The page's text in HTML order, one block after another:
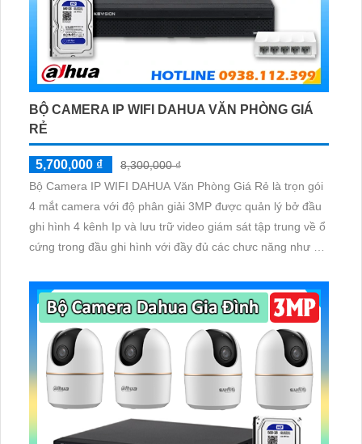
BỘ CAMERA IP WIFI DAHUA VĂN PHÒNG GIÁ
RẺ
5,700,000 ₫
8,300,000 ₫
Bộ Camera IP WIFI DAHUA Văn Phòng Giá Rẻ là trọn gói
4 mắt camera với độ phân giải 3MP được quản lý bở đầu
ghi hình 4 kênh Ip và lưu trữ video giám sát tập trung về ổ
cứng trong đầu ghi hình với đầy đủ các chưc năng như AI
giám sát có màu vào ban đêm